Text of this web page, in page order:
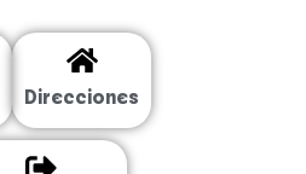
Direcciones